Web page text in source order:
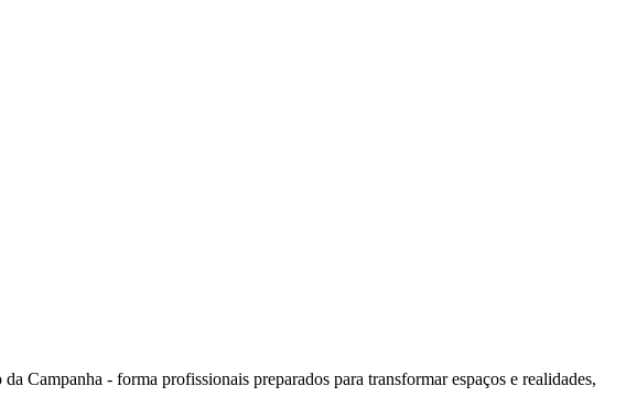
Campanha - forma profissionais preparados para transformar espaços e realidades,